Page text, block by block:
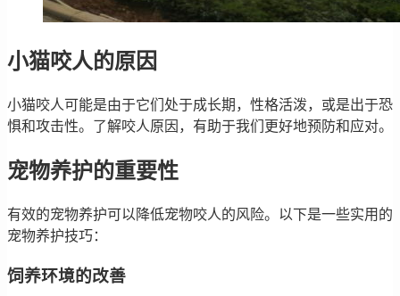
小猫咬人的原因
小猫咬人可能是由于它们处于成长期，性格活泼，或是出于恐
惧和攻击性。了解咬人原因，有助于我们更好地预防和应对。
宠物养护的重要性
有效的宠物养护可以降低宠物咬人的风险。以下是一些实用的
宠物养护技巧：
饲养环境的改善